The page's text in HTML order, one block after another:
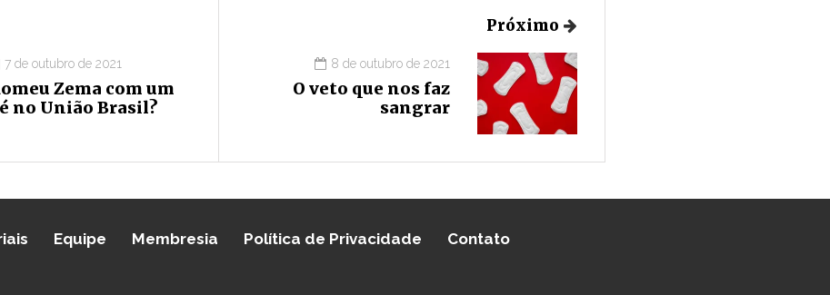
7 de outubro de 2021
Zema com um
no União Brasil?
Próximo
8 de outubro de 2021
O veto que nos faz
sangrar
Equipe Membresia Política de Privacidade Contato